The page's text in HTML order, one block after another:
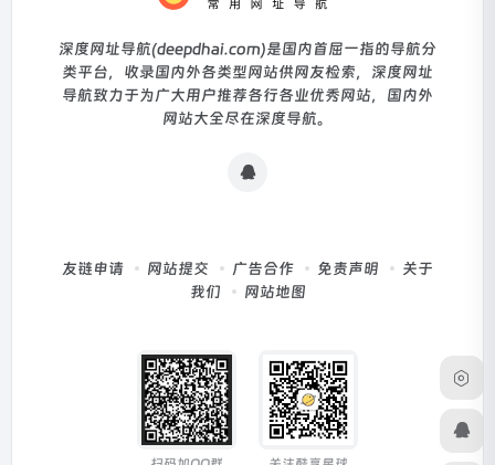
深度网址导航(deepdhai.com)是国内首屈一指的导航分
类平台，收录国内外各类型网站供网友检索，深度网址
导航致力于为广大用户推荐各行各业优秀网站，国内外
网站大全尽在深度导航。
友链申请 网站提交 广告合作 免责声明
关于
我们
网站地图